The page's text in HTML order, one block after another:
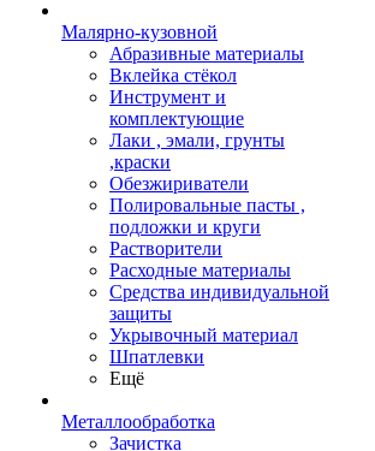
Малярно-кузовной
Абразивные материалы
Вклейка стёкол
Инструмент и
комплектующие
Лаки , эмали, грунты
,краски
Обезжириватели
Полировальные пасты ,
подложки и круги
Растворители
Расходные материалы
Средства индивидуальной
защиты
Укрывочный материал
Шпатлевки
Ещё
Металлообработка
Зачистка